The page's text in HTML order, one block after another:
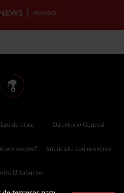
de ética
somos?
El Sabueso
Directorio General
Anúnciate con nosotros